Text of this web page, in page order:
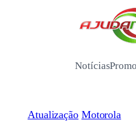
Notícias
Atualização Motorola